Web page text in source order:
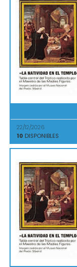
22/12/2026
10 DISPONIBLES